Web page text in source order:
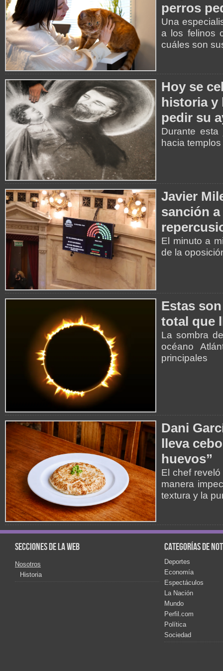
perros
Una
a los felinos
cuáles son
Hoy se
historia y
pedir su
Durante esta
hacia
Javier
sanción
El minuto a
de la
Estas
total que
La sombra
océano
principales
Dani
lleva
huevos”
El chef
manera
textura y la
Secciones de la web
Nosotros
Historia
Categorías de
Deportes
Economía
Espectáculos
La Nación
Mundo
Perfil.com
Política
Sociedad